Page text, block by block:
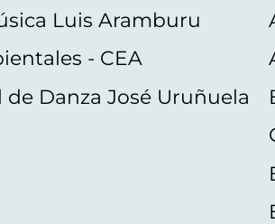
Luis Aramburu
- CEA
Danza José Uruñuela